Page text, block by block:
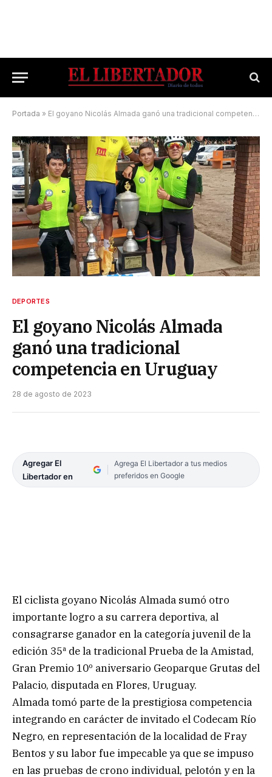
Portada » El goyano Nicolás Almada ganó una tradicional competencia en Uruguay
DEPORTES
El goyano Nicolás Almada
ganó una tradicional
competencia en Uruguay
28 de agosto de 2023
Agregar El
Libertador en
Agrega El Libertador a tus medios
preferidos en Google
El ciclista goyano Nicolás Almada sumó otro
importante logro a su carrera deportiva, al
consagrarse ganador en la categoría juvenil de la
edición 35ª de la tradicional Prueba de la Amistad,
Gran Premio 10º aniversario Geoparque Grutas del
Palacio, disputada en Flores, Uruguay.
Almada tomó parte de la prestigiosa competencia
integrando en carácter de invitado el Codecam Río
Negro, en representación de la localidad de Fray
Bentos y su labor fue impecable ya que se impuso
en las pruebas de crono individual, pelotón y en la